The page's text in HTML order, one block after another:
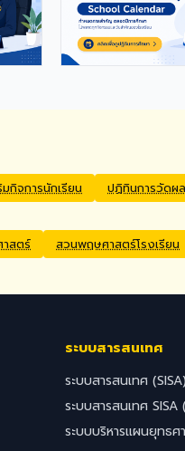
กิจการนักเรียน ปฏิทินการวัดผ
สตร์ สวนพฤษศาสตร์โรงเรียน
ระบบสารสนเทศ
ระบบสารสนเทศ (SISA)
ระบบสารสนเทศ SISA
ระบบบริหารแผนยุทธศ